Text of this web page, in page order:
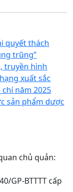
quyết thách
trũng”
truyền hình
xuất sắc
năm 2025
sản phẩm dược
chủ quản:
GP-BTTTT cấp